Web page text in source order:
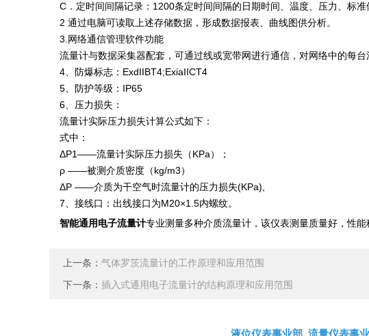
C．定时间间隔记录：1200条定时间间隔的日期时间、温度、压力、标准
2 通过电脑可读取上述存储数据，形成数据报表、曲线图供分析。
3.网络通信管理软件功能
流量计与数据采集器配套，可通过线或宽带网进行通信，对网络中的每
4、防爆标志：ExdIIBT4;ExiaIICT4
5、防护等级：IP65
6、压力损失：
流量计实际压力损失计算公式如下：
式中：
ΔP1——流量计实际压力损失（KPa）；
ρ ——被测介质密度（kg/m3）
ΔP ——介质为干空气时流量计的压力损失(KPa),
7、接线口：出线接口为M20×1.5内螺纹。
智能通用电子流量计专业测量多种介质流量计，该仪表测量质量好，性
上一条： 气体罗茨流量计的工作原理和应用范围
下一条： 插入式通用电子流量计的结构原理和应用范围
液位仪表事业部 流量仪表事